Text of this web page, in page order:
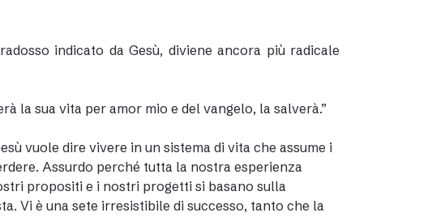
indicato da Gesù, diviene ancora più radicale
la sua vita per amor mio e del vangelo, la salverà.”
vuole dire vivere in un sistema di vita che assume i
Assurdo perché tutta la nostra esperienza
propositi e i nostri progetti si basano sulla
Vi è una sete irresistibile di successo, tanto che la